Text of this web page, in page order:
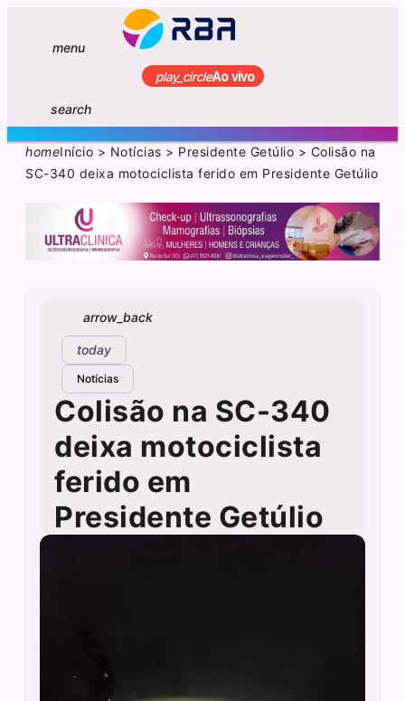
menu
play_circleAo vivo
search
homeInício > Notícias > Presidente Getúlio > Colisão na
SC-340 deixa motociclista ferido em Presidente Getúlio
arrow_back
today
Notícias
Colisão na SC-340
deixa motociclista
ferido em
Presidente Getúlio